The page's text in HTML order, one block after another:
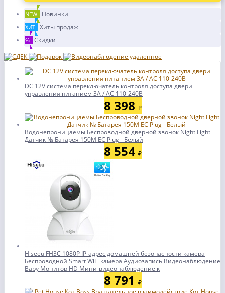
NEW Новинки
ХИТ Хиты продаж
% Скидки
DC 12V система переключатель контроля доступа двери
управления питанием 3A / AC 110-240В
8 398 ₽
Водонепроницаемы Беспроводной дверной звонок Night Light
Датчик № Батарея 150M ЕС Plug - Белый
8 554 ₽
Hiseeu FH3C 1080P IP-адрес домашней безопасности камера
Беспроводной Smart WiFi камера Аудиозапись Видеонаблюдение
Baby Монитор HD Мини-видеонаблюдение к
8 791 ₽